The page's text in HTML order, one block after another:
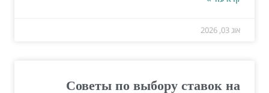
אוג 03, 2026
Советы по выбору ставок на